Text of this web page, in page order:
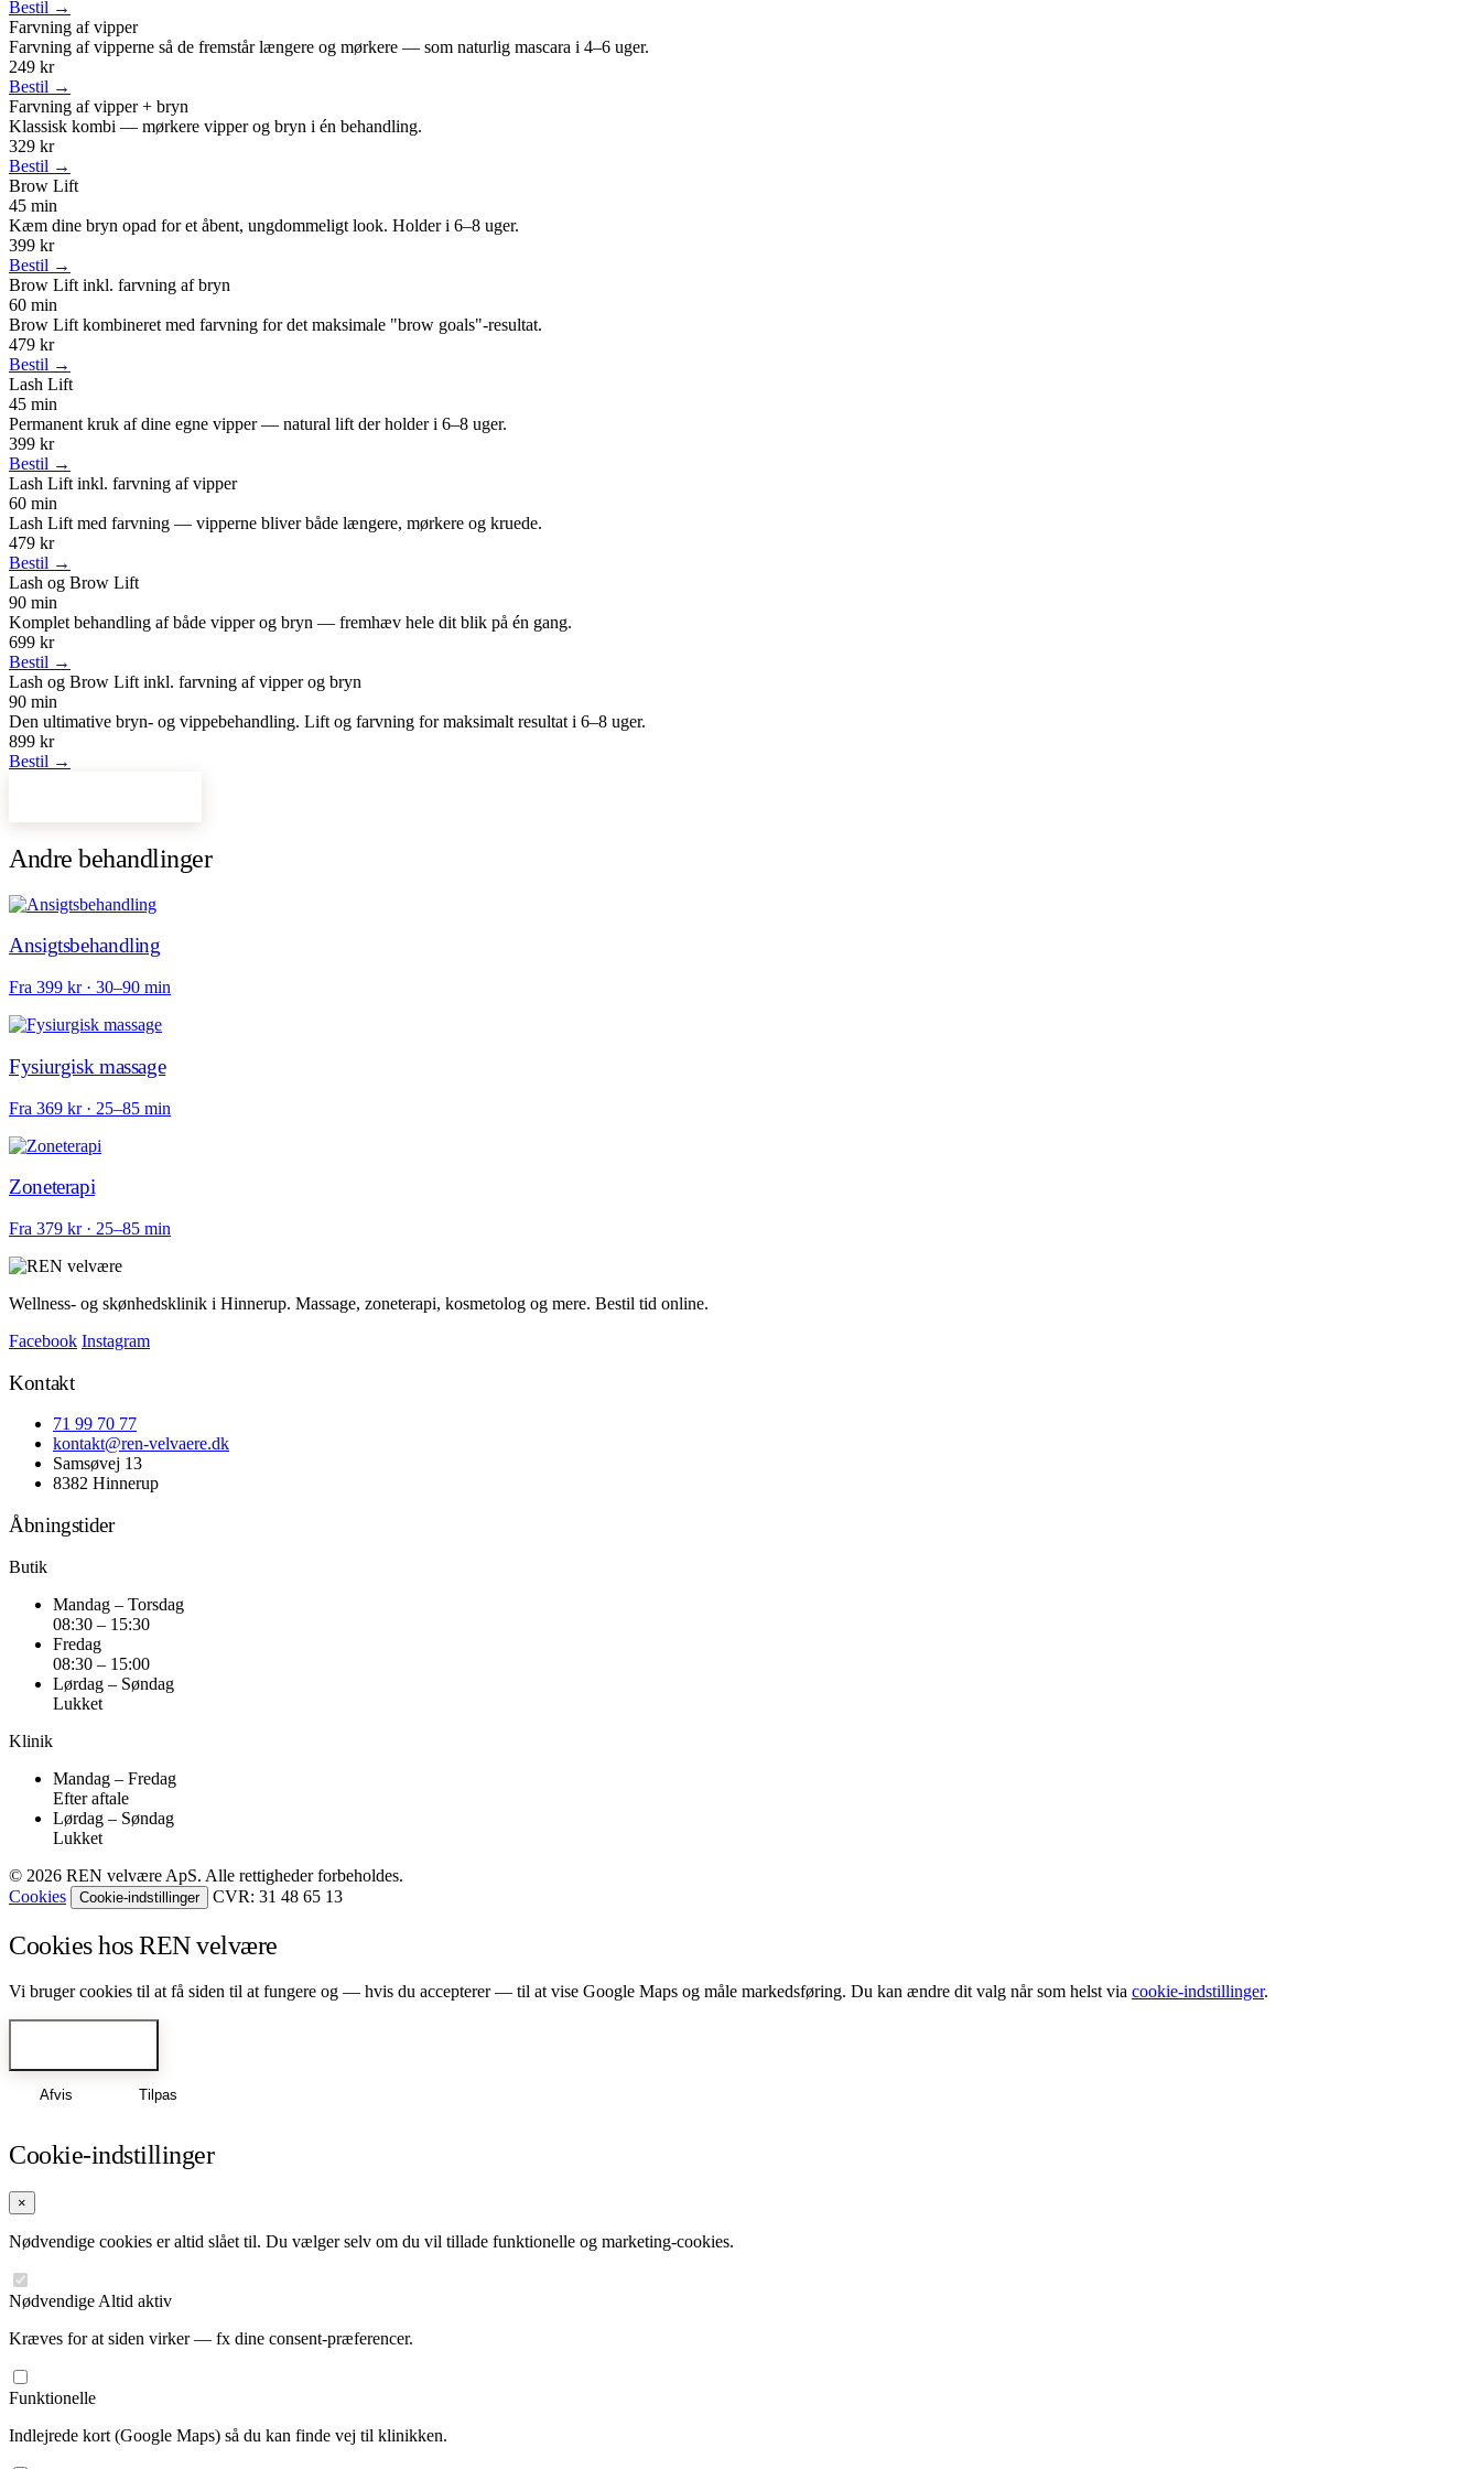
Bestil →
Farvning af vipper
Farvning af vipperne så de fremstår længere og mørkere — som naturlig mascara i 4–6 uger.
249 kr
Bestil →
Farvning af vipper + bryn
Klassisk kombi — mørkere vipper og bryn i én behandling.
329 kr
Bestil →
Brow Lift
45 min
Kæm dine bryn opad for et åbent, ungdommeligt look. Holder i 6–8 uger.
399 kr
Bestil →
Brow Lift inkl. farvning af bryn
60 min
Brow Lift kombineret med farvning for det maksimale "brow goals"-resultat.
479 kr
Bestil →
Lash Lift
45 min
Permanent kruk af dine egne vipper — natural lift der holder i 6–8 uger.
399 kr
Bestil →
Lash Lift inkl. farvning af vipper
60 min
Lash Lift med farvning — vipperne bliver både længere, mørkere og kruede.
479 kr
Bestil →
Lash og Brow Lift
90 min
Komplet behandling af både vipper og bryn — fremhæv hele dit blik på én gang.
699 kr
Bestil →
Lash og Brow Lift inkl. farvning af vipper og bryn
90 min
Den ultimative bryn- og vippebehandling. Lift og farvning for maksimalt resultat i 6–8 uger.
899 kr
Bestil →
Andre behandlinger
Ansigtsbehandling
Fra 399 kr · 30–90 min
Fysiurgisk massage
Fra 369 kr · 25–85 min
Zoneterapi
Fra 379 kr · 25–85 min
Wellness- og skønhedsklinik i Hinnerup. Massage, zoneterapi, kosmetolog og mere. Bestil tid online.
Facebook Instagram
Kontakt
71 99 70 77
kontakt@ren-velvaere.dk
Samsøvej 13
8382 Hinnerup
Åbningstider
Butik
Mandag – Torsdag
08:30 – 15:30
Fredag
08:30 – 15:00
Lørdag – Søndag
Lukket
Klinik
Mandag – Fredag
Efter aftale
Lørdag – Søndag
Lukket
© 2026 REN velvære ApS. Alle rettigheder forbeholdes.
Cookies
Cookie-indstillinger CVR: 31 48 65 13
Cookies hos REN velvære
Vi bruger cookies til at få siden til at fungere og — hvis du accepterer — til at vise Google Maps og måle markedsføring. Du kan ændre dit valg når som helst via cookie-indstillinger.
Afvis Tilpas
Cookie-indstillinger
×
Nødvendige cookies er altid slået til. Du vælger selv om du vil tillade funktionelle og marketing-cookies.
Nødvendige Altid aktiv
Kræves for at siden virker — fx dine consent-præferencer.
Funktionelle
Indlejrede kort (Google Maps) så du kan finde vej til klinikken.